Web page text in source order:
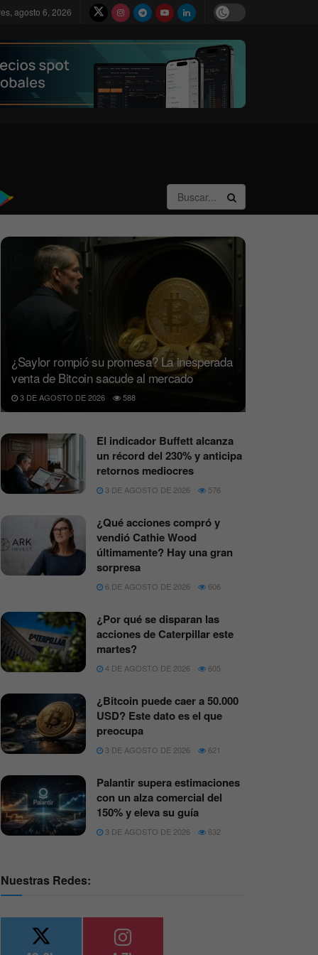
agosto 6, 2026
¿Saylor rompió su promesa? La inesperada
venta de Bitcoin sacude al mercado
3 DE AGOSTO DE 2026 588
El indicador Buffett alcanza
un récord del 230% y anticipa
retornos mediocres
3 DE AGOSTO DE 2026 576
¿Qué acciones compró y
vendió Cathie Wood
últimamente? Hay una gran
sorpresa
6 DE AGOSTO DE 2026 606
¿Por qué se disparan las
acciones de Caterpillar este
martes?
4 DE AGOSTO DE 2026 605
¿Bitcoin puede caer a 50.000
USD? Este dato es el que
preocupa
3 DE AGOSTO DE 2026 621
Palantir supera estimaciones
con un alza comercial del
150% y eleva su guía
3 DE AGOSTO DE 2026 632
Nuestras Redes: